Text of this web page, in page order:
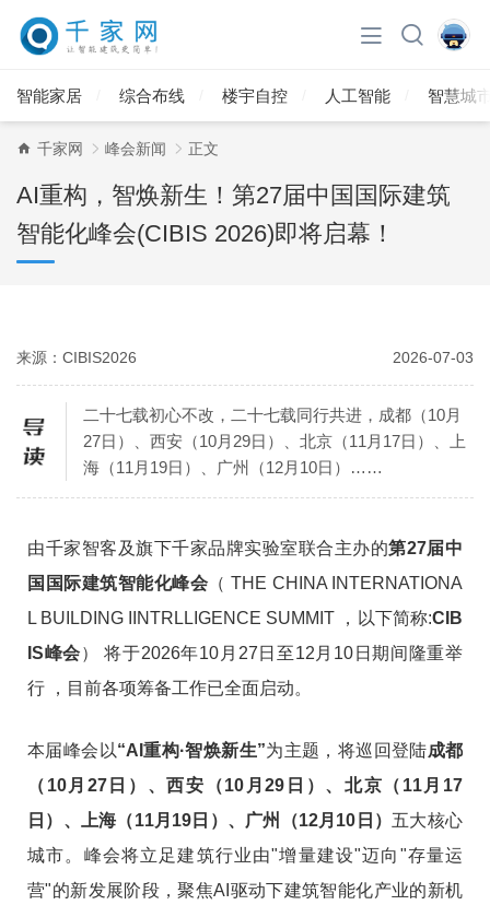
智能家居 综合布线 楼宇自控 人工智能 智慧城
千家网 峰会新闻 正文
AI重构，智焕新生！第27届中国国际建筑
智能化峰会(CIBIS 2026)即将启幕！
来源：CIBIS2026 2026-07-03
二十七载初心不改，二十七载同行共进，成都（10月
27日）、西安（10月29日）、北京（11月17日）、上
海（11月19日）、广州（12月10日）……
由千家智客及旗下千家品牌实验室联合主办的第27届中
国国际建筑智能化峰会 （ THE CHINA INTERNATIONA
L BUILDING IINTRLLIGENCE SUMMIT
，以下简称:CIB
IS峰会）
将于2026年10月27日至12月10日期间隆重举
行
，目前各项筹备工作已全面启动。
本届峰会以“AI重构·智焕新生”为主题，将巡回登陆成都
（10月27日）、西安（10月29日）、北京（11月17
日）、上海（11月19日）、广州（12月10日） 五大核心
城市。峰会将立足建筑行业由"增量建设"迈向"存量运
营"的新发展阶段，聚焦AI驱动下建筑智能化产业的新机